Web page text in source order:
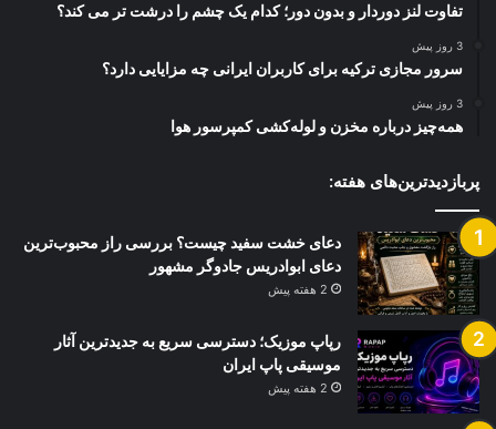
تفاوت لنز دوردار و بدون دور؛ کدام یک چشم را درشت تر می کند؟
3 روز پیش
سرور مجازی ترکیه برای کاربران ایرانی چه مزایایی دارد؟
3 روز پیش
همه‌چیز درباره مخزن و لوله‌کشی کمپرسور هوا
پربازدیدترین‌های هفته:
دعای خشت سفید چیست؟ بررسی راز محبوب‌ترین
دعای ابوادریس جادوگر مشهور
2 هفته پیش
رپاپ موزیک؛ دسترسی سریع به جدیدترین آثار
موسیقی پاپ ایران
2 هفته پیش